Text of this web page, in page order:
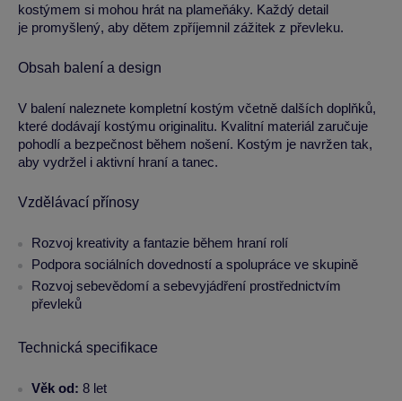
kostýmem si mohou hrát na plameňáky. Každý detail
je promyšlený, aby dětem zpříjemnil zážitek z převleku.
Obsah balení a design
V balení naleznete kompletní kostým včetně dalších doplňků,
které dodávají kostýmu originalitu. Kvalitní materiál zaručuje
pohodlí a bezpečnost během nošení. Kostým je navržen tak,
aby vydržel i aktivní hraní a tanec.
Vzdělávací přínosy
Rozvoj kreativity a fantazie během hraní rolí
Podpora sociálních dovedností a spolupráce ve skupině
Rozvoj sebevědomí a sebevyjádření prostřednictvím
převleků
Technická specifikace
Věk od: 8 let